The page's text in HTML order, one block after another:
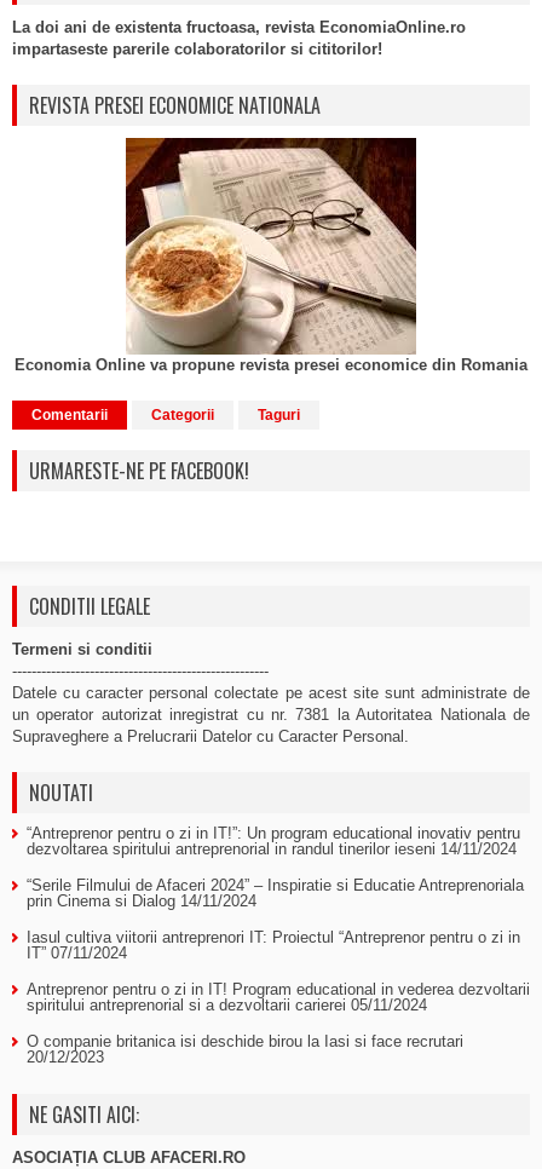
La doi ani de existenta fructoasa, revista EconomiaOnline.ro
impartaseste parerile colaboratorilor si cititorilor!
REVISTA PRESEI ECONOMICE NATIONALA
Economia Online va propune revista presei economice din Romania
Comentarii Categorii Taguri
URMARESTE-NE PE FACEBOOK!
CONDITII LEGALE
Termeni si conditii
-----------------------------------------------------
Datele cu caracter personal colectate pe acest site sunt administrate de
un operator autorizat inregistrat cu nr. 7381 la Autoritatea Nationala de
Supraveghere a Prelucrarii Datelor cu Caracter Personal.
NOUTATI
“Antreprenor pentru o zi in IT!”: Un program educational inovativ pentru
dezvoltarea spiritului antreprenorial in randul tinerilor ieseni 14/11/2024
“Serile Filmului de Afaceri 2024” – Inspiratie si Educatie Antreprenoriala
prin Cinema si Dialog 14/11/2024
Iasul cultiva viitorii antreprenori IT: Proiectul “Antreprenor pentru o zi in
IT” 07/11/2024
Antreprenor pentru o zi in IT! Program educational in vederea dezvoltarii
spiritului antreprenorial si a dezvoltarii carierei 05/11/2024
O companie britanica isi deschide birou la Iasi si face recrutari
20/12/2023
NE GASITI AICI:
ASOCIAȚIA CLUB AFACERI.RO